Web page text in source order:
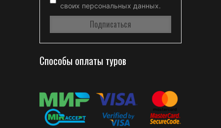
своих персональных данных.
Способы оплаты туров